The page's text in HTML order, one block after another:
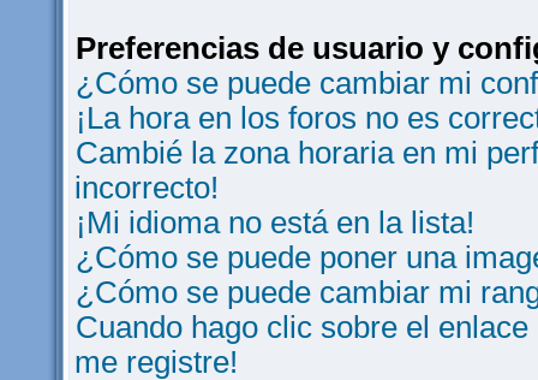
Preferencias de usuario y
¿Cómo se puede cambiar mi
¡La hora en los foros no es
Cambié la zona horaria en mi
incorrecto!
¡Mi idioma no está en la lista!
¿Cómo se puede poner una
¿Cómo se puede cambiar mi
Cuando hago clic sobre el
me registre!